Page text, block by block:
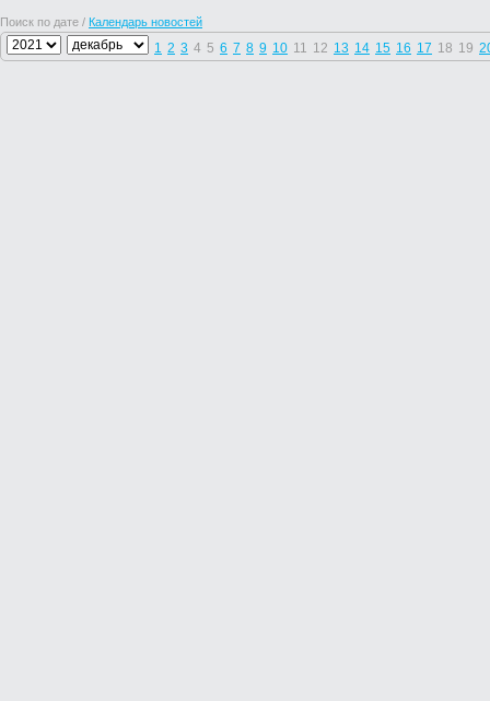
Поиск по дате / Календарь новостей
1 2 3 4 5 6 7 8 9 10 11 12 13 14 15 16 17 18 19